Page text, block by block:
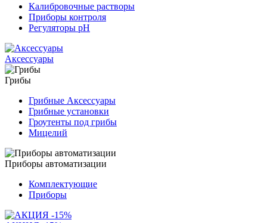
Калибровочные растворы
Приборы контроля
Регуляторы pH
Аксессуары
Грибы
Грибные Аксессуары
Грибные установки
Гроутенты под грибы
Мицелий
Приборы автоматизации
Комплектующие
Приборы